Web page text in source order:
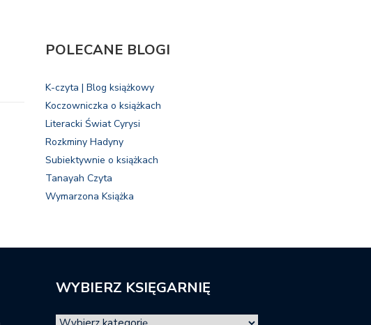
POLECANE BLOGI
K-czyta | Blog książkowy
Koczowniczka o książkach
Literacki Świat Cyrysi
Rozkminy Hadyny
Subiektywnie o książkach
Tanayah Czyta
Wymarzona Książka
WYBIERZ KSIĘGARNIĘ